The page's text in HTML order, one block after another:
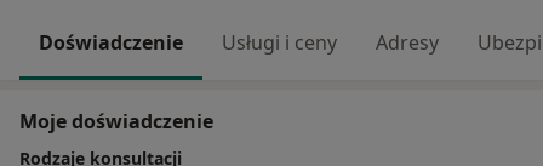
Doświadczenie Usługi i ceny Adresy
Moje doświadczenie
Rodzaje konsultacji